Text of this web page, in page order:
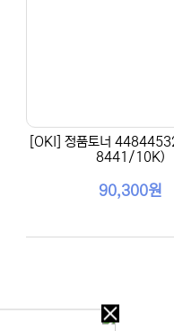
[OKI] 정품토너
8441/10K)
90,300원
오늘